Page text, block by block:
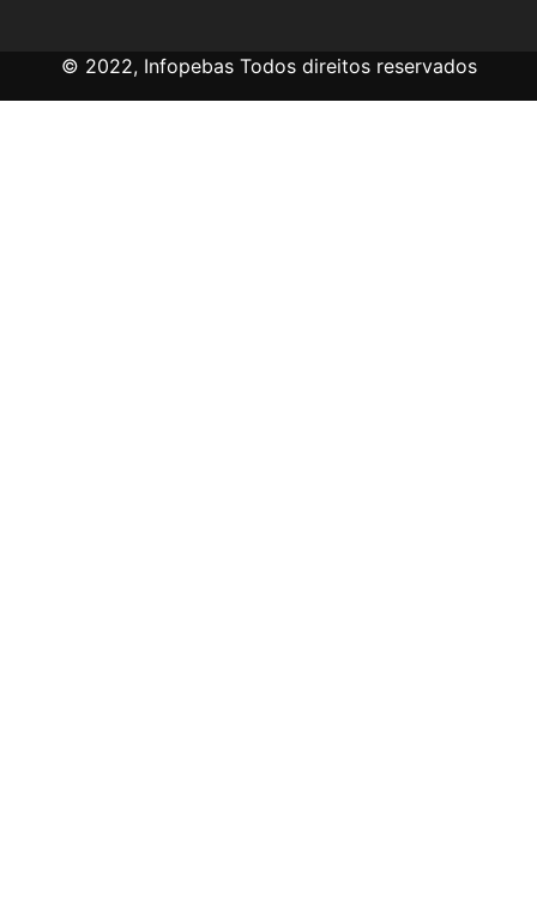
© 2022, Infopebas Todos direitos reservados